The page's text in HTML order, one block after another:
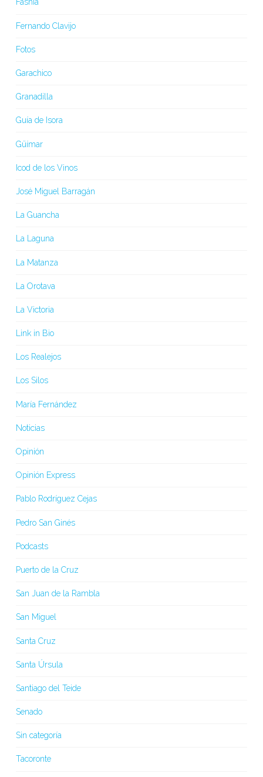
Fasnia
Fernando Clavijo
Fotos
Garachico
Granadilla
Guía de Isora
Güímar
Icod de los Vinos
José Miguel Barragán
La Guancha
La Laguna
La Matanza
La Orotava
La Victoria
Link in Bio
Los Realejos
Los Silos
María Fernández
Noticias
Opinión
Opinión Express
Pablo Rodríguez Cejas
Pedro San Ginés
Podcasts
Puerto de la Cruz
San Juan de la Rambla
San Miguel
Santa Cruz
Santa Úrsula
Santiago del Teide
Senado
Sin categoría
Tacoronte